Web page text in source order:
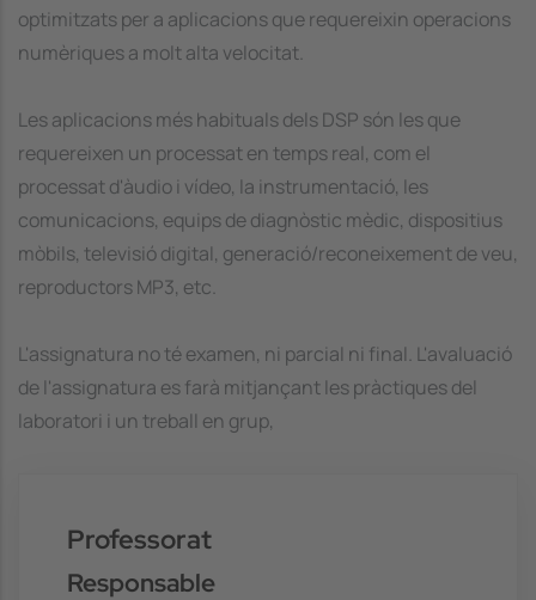
optimitzats per a aplicacions que requereixin operacions
numèriques a molt alta velocitat.
Les aplicacions més habituals dels DSP són les que
requereixen un processat en temps real, com el
processat d'àudio i vídeo, la instrumentació, les
comunicacions, equips de diagnòstic mèdic, dispositius
mòbils, televisió digital, generació/reconeixement de veu,
reproductors MP3, etc.
L'assignatura no té examen, ni parcial ni final. L'avaluació
de l'assignatura es farà mitjançant les pràctiques del
laboratori i un treball en grup,
Professorat
Responsable